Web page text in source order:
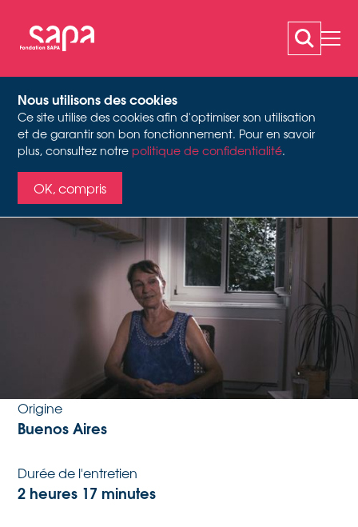
Nous utilisons des cookies
Ce site utilise des cookies afin d'optimiser son utilisation
et de garantir son bon fonctionnement. Pour en savoir
plus, consultez notrepolitique de confidentialité.
OK, compris
MEIER YOLANDA
Vidéo still Interview sur l'histoire orale, 2022
Danseuse, chorégraphe
Date de naissance
Origine
Buenos Aires
Durée de l'entretien
2 heures 17 minutes